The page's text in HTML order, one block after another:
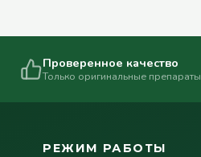
Проверенное качество
Только оригинальные препараты
РЕЖИМ РАБОТЫ